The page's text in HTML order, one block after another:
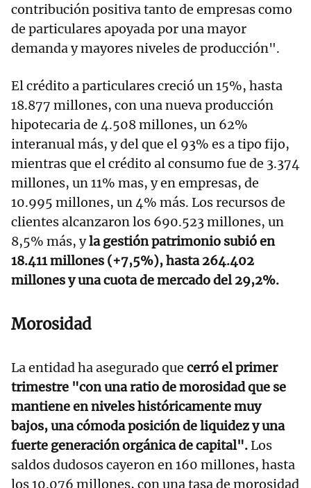
contribución positiva tanto de empresas como
de particulares apoyada por una mayor
demanda y mayores niveles de producción".
El crédito a particulares creció un 15%, hasta
18.877 millones, con una nueva producción
hipotecaria de 4.508 millones, un 62%
interanual más, y del que el 93% es a tipo fijo,
mientras que el crédito al consumo fue de 3.374
millones, un 11% mas, y en empresas, de
10.995 millones, un 4% más. Los recursos de
clientes alcanzaron los 690.523 millones, un
8,5% más, yla gestión patrimonio subió en
18.411 millones (+7,5%), hasta 264.402
millones y una cuota de mercado del 29,2%.
Morosidad
La entidad ha asegurado que cerró el primer
trimestre "con una ratio de morosidad que se
mantiene en niveles históricamente muy
bajos, una cómoda posición de liquidez y una
fuerte generación orgánica de capital".Los
saldos dudosos cayeron en 160 millones, hasta
los 10.076 millones, con una tasa de morosidad